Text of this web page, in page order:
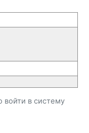
войти в систему